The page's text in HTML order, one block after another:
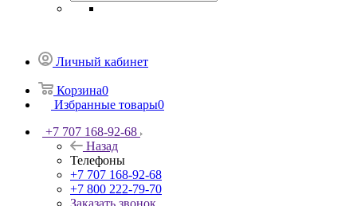
Личный кабинет
Корзина0
Избранные товары0
+7 707 168-92-68
Назад
Телефоны
+7 707 168-92-68
+7 800 222-79-70
Заказать звонок